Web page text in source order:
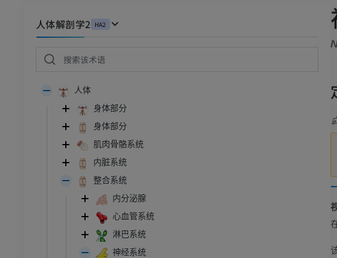
人体解剖学2 HA2
人体
身体部分
身体部分
肌肉骨骼系统
内脏系统
整合系统
内分泌腺
心血管系统
淋巴系统
神经系统